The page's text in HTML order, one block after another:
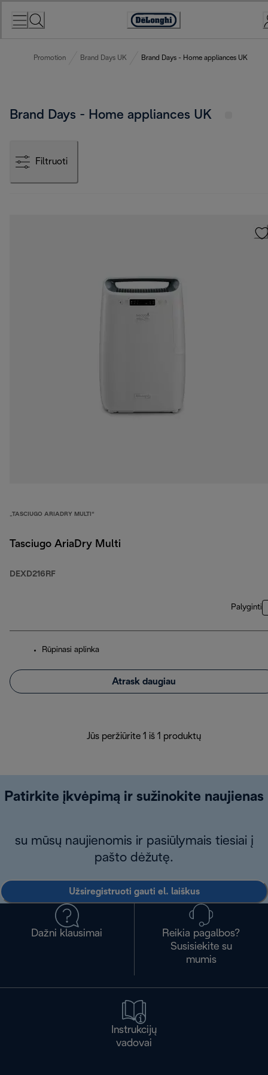
Accessibility
Promotion Brand Days UK Brand Days - Home appliances UK
Brand Days - Home appliances UK
Filtruoti
„TASCIUGO ARIADRY MULTI“
Tasciugo AriaDry Multi
DEXD216RF
Palyginti
Rūpinasi aplinka
Atrask daugiau
Jūs peržiūrite 1 iš 1 produktų
Patirkite įkvėpimą ir sužinokite naujienas
su mūsų naujienomis ir pasiūlymais tiesiai į
pašto dėžutę.
Užsiregistruoti gauti el. laiškus
Dažni klausimai
Reikia pagalbos?
Susisiekite su
mumis
Instrukcijų
vadovai